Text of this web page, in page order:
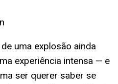
uma explosão ainda
experiência intensa — e
ser querer saber se